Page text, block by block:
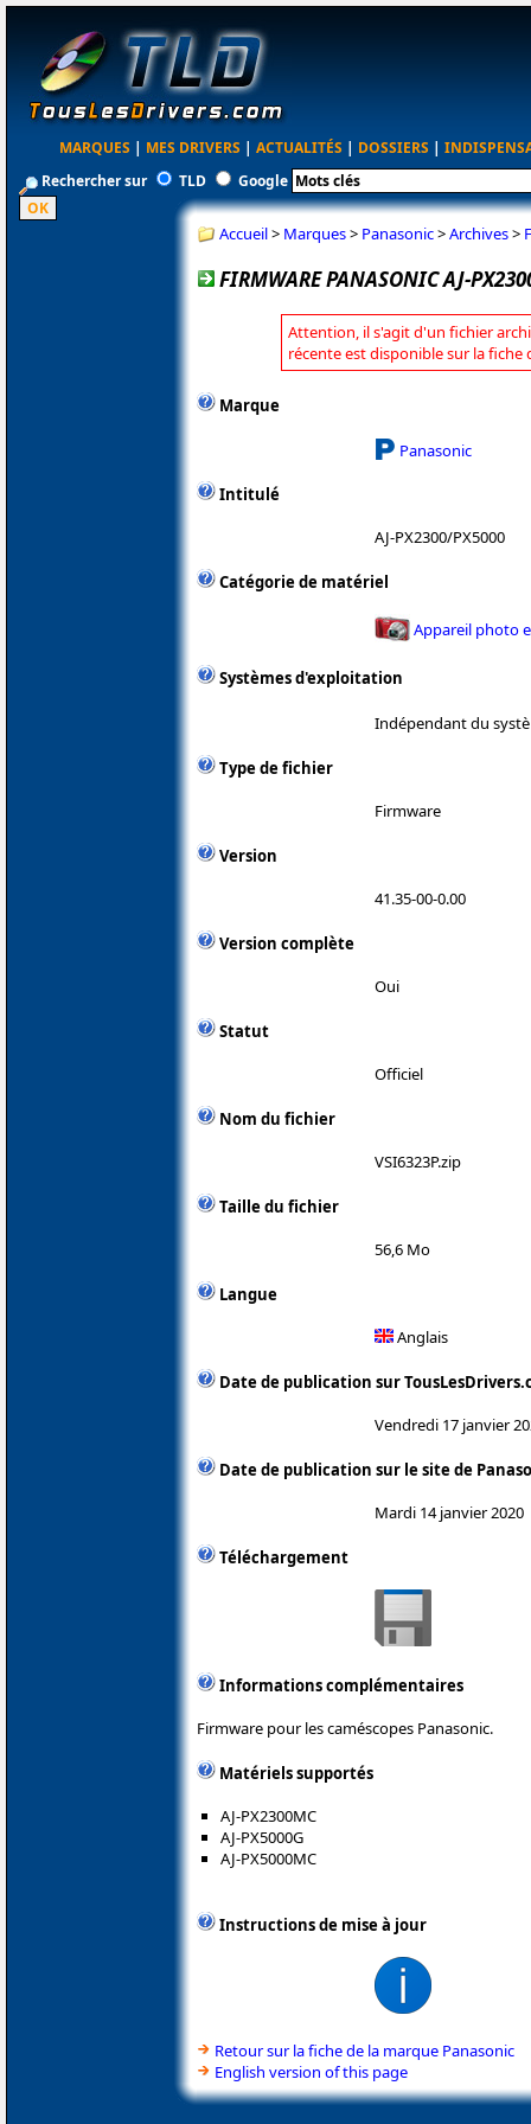
MARQUES | MES DRIVERS | ACTUALITÉS | DOSSIERS |
Rechercher sur
TLD Google
Accueil> Marques> Panasonic>Archives>
FIRMWARE PANASONIC AJ-
Attention, il s'agit d'un fichier
récente est disponible sur la fiche
Marque
Panasonic
Intitulé
AJ-PX2300/PX5000
Catégorie de matériel
Appareil photo
Systèmes d'exploitation
Indépendant du
Type de fichier
Firmware
Version
41.35-00-0.00
Version complète
Oui
Statut
Officiel
Nom du fichier
VSI6323P.zip
Taille du fichier
56,6 Mo
Langue
Anglais
Date de publication sur
Vendredi 17 janvier
Date de publication sur le site de
Mardi 14 janvier 2020
Téléchargement
Informations complémentaires
Firmware pour les caméscopes Panasonic.
Matériels supportés
AJ-PX2300MC
AJ-PX5000G
AJ-PX5000MC
Instructions de mise à jour
Retour sur la fiche de la marque Panasonic
English version of this page